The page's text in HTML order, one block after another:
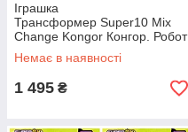
Іграшка
Трансформер Super10 Mix
Change Kongor Конгор. Робот
і Горила Конг Original Young
Toys
Немає в наявності
1 495 ₴